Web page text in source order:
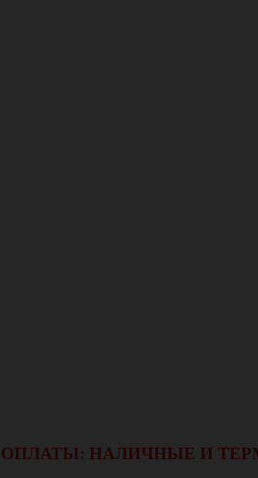
ОПЛАТЫ: НАЛИЧНЫЕ И